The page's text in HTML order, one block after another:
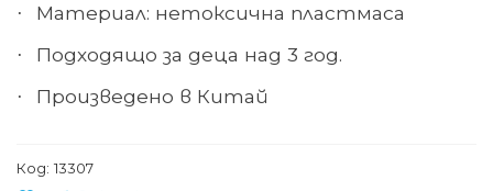
· Материал: нетоксична пластмаса
· Подходящо за деца над 3 год.
· Произведено в Китай
Код: 13307